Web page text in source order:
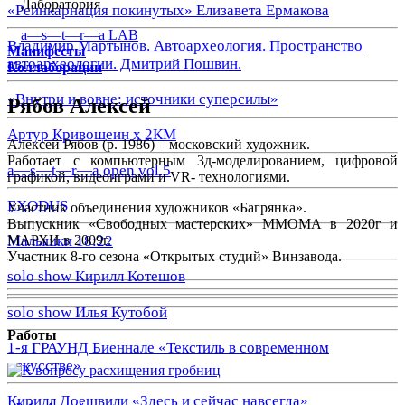
«Реинкарнация покинутых» Елизавета Ермакова
Владимир Мартынов. Автоархеология. Пространство
автоархеологии. Дмитрий Пошвин.
«Внутри и вовне: источники суперсилы»
Артур Кривошеин х 2КМ
a—s—t—r—a open vol.5
EXODUS
Малышки 18:22
solo show Кирилл Котешов
solo show Илья Кутобой
1-я ГРАУНД Биеннале «Текстиль в современном
искусстве»
Кирилл Доешвили «Здесь и сейчас навсегда»
Лаборатория
a—s—t—r—a LAB
Манифесты
Коллаборации
Рябов Алексей
Алексей Рябов (р. 1986) – московский художник.
Работает с компьютерным 3д-моделированием, цифровой
графикой, видеоиграми и VR- технологиями.
Участник объединения художников «Багрянка».
Выпускник «Свободных мастерских» ММОМА в 2020г и
МАРХИ в 2009г.
Участник 8-го сезона «Открытых студий» Винзавода.
Работы